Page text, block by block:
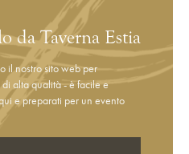
da Taverna Estia
il nostro sito web per
alta qualità - è facile e
e preparati per un evento